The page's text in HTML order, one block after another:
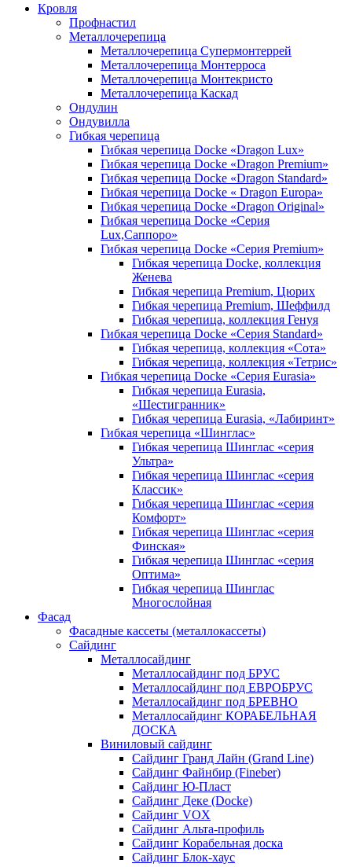
Кровля
Профнастил
Металлочерепица
Металлочерепица Супермонтеррей
Металлочерепица Монтерроса
Металлочерепица Монтекристо
Металлочерепица Каскад
Ондулин
Ондувилла
Гибкая черепица
Гибкая черепица Docke «Dragon Lux»
Гибкая черепица Docke «Dragon Premium»
Гибкая черепица Docke «Dragon Standard»
Гибкая черепица Docke « Dragon Europa»
Гибкая черепица Docke «Dragon Original»
Гибкая черепица Docke «Серия
Lux,Саппоро»
Гибкая черепица Docke «Серия Premium»
Гибкая черепица Docke, коллекция
Женева
Гибкая черепица Premium, Цюрих
Гибкая черепица Premium, Шеффилд
Гибкая черепица, коллекция Генуя
Гибкая черепица Docke «Серия Standard»
Гибкая черепица, коллекция «Сота»
Гибкая черепица, коллекция «Тетрис»
Гибкая черепица Docke «Серия Eurasia»
Гибкая черепица Eurasia,
«Шестигранник»
Гибкая черепица Eurasia, «Лабиринт»
Гибкая черепица «Шинглас»
Гибкая черепица Шинглас «серия
Ультра»
Гибкая черепица Шинглас «серия
Классик»
Гибкая черепица Шинглас «серия
Комфорт»
Гибкая черепица Шинглас «серия
Финская»
Гибкая черепица Шинглас «серия
Оптима»
Гибкая черепица Шинглас
Многослойная
Фасад
Фасадные кассеты (металлокассеты)
Сайдинг
Металлосайдинг
Металлосайдинг под БРУС
Металлосайдинг под ЕВРОБРУС
Металлосайдинг под БРЕВНО
Металлосайдинг КОРАБЕЛЬНАЯ
ДОСКА
Виниловый сайдинг
Сайдинг Гранд Лайн (Grand Line)
Сайдинг Файнбир (Fineber)
Сайдинг Ю-Пласт
Сайдинг Деке (Docke)
Сайдинг VOX
Сайдинг Альта-профиль
Сайдинг Корабельная доска
Сайдинг Блок-хаус